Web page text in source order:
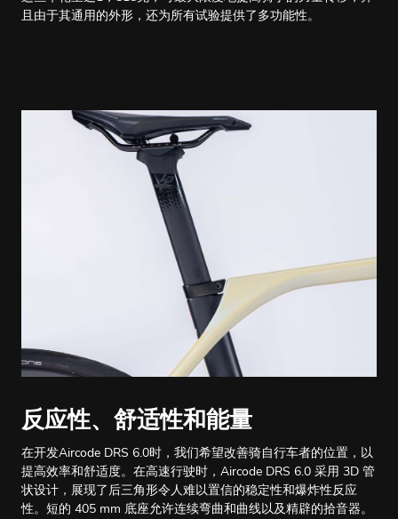
且由于其通用的外形，还为所有试验提供了多功能性。
反应性、舒适性和能量
在开发Aircode DRS 6.0时，我们希望改善骑自行车者的位置，以
提高效率和舒适度。在高速行驶时，Aircode DRS 6.0 采用 3D 管
状设计，展现了后三角形令人难以置信的稳定性和爆炸性反应
性。短的 405 mm 底座允许连续弯曲和曲线以及精辟的拾音器。